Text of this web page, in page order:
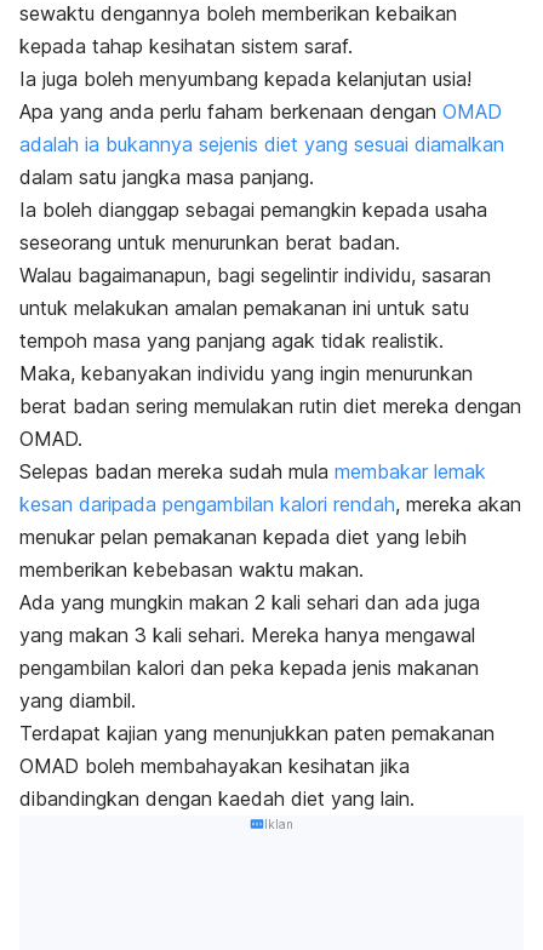
sewaktu dengannya boleh memberikan kebaikan
kepada tahap kesihatan sistem saraf.
Ia juga boleh menyumbang kepada kelanjutan usia!
Apa yang anda perlu faham berkenaan dengan OMAD
adalah ia bukannya sejenis diet yang sesuai diamalkan
dalam satu jangka masa panjang.
Ia boleh dianggap sebagai pemangkin kepada usaha
seseorang untuk menurunkan berat badan.
Walau bagaimanapun, bagi segelintir individu, sasaran
untuk melakukan amalan pemakanan ini untuk satu
tempoh masa yang panjang agak tidak realistik.
Maka, kebanyakan individu yang ingin menurunkan
berat badan sering memulakan rutin diet mereka dengan
OMAD.
Selepas badan mereka sudah mula membakar lemak
kesan daripada pengambilan kalori rendah, mereka akan
menukar pelan pemakanan kepada diet yang lebih
memberikan kebebasan waktu makan.
Ada yang mungkin makan 2 kali sehari dan ada juga
yang makan 3 kali sehari. Mereka hanya mengawal
pengambilan kalori dan peka kepada jenis makanan
yang diambil.
Terdapat kajian yang menunjukkan paten pemakanan
OMAD boleh membahayakan kesihatan jika
dibandingkan dengan kaedah diet yang lain.
Iklan